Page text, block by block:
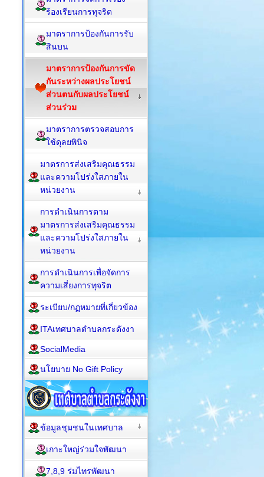
ร้องเรียนการทุจริต
มาตราการป้องกันการรับ
สินบน
มาตราการป้องกันการขัด
กันระหว่างผลประโยชน์
ส่วนตนกับผลประโยชน์
ส่วนร่วม
มาตราการตรวจสอบการ
ใช้ดุลยพินิจ
มาตรการส่งเสริมคุณธรรม
และความโปร่งใสภายใน
หน่วยงาน
การดำเนินการตาม
มาตรการส่งเสริมคุณธรรม
และความโปร่งใสภายใน
หน่วยงาน
การดำเนินการเพื่อจัดการ
ความเสี่ยงการทุจริต
ระเบียบ/กฏหมายที่เกี่ยวข้อง
ITAเทศบาลตำบลกระดังงา
SocialMedia
นโยบาย No Gift Policy
ข้อมูลชุมชนในเทศบาล
เกาะใหญ่ร่วมใจพัฒนา
7,8,9 ร่มไทรพัฒนา